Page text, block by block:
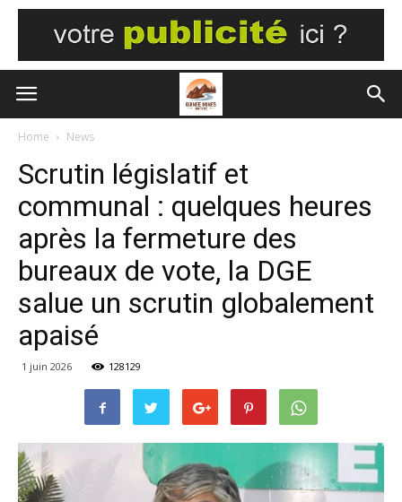
Home News
Scrutin législatif et
communal : quelques heures
après la fermeture des
bureaux de vote, la DGE
salue un scrutin globalement
apaisé
1 juin 2026 128129